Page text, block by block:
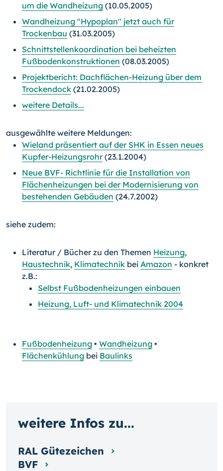
um die Wandheizung (10.05.2005)
Wandheizung "Hypoplan" jetzt auch für
Trockenbau (31.03.2005)
Schnittstellenkoordination bei beheizten
Fußbodenkonstruktionen (08.03.2005)
Projektbericht: Dachflächen-Heizung über dem
Trockendock (21.02.2005)
weitere Details...
ausgewählte weitere Meldungen:
Wieland präsentiert auf der SHK in Essen neues
Kupfer-Heizungsrohr(23.1.2004)
Neue BVF- Richtlinie für die Installation von
Flächenheizungen bei der Modernisierung von
bestehenden Gebäuden (24.7.2002)
siehe zudem:
Literatur / Bücher zu den Themen Heizung,
Haustechnik, Klimatechnik bei Amazon - konkret
z.B.:
Selbst Fußbodenheizungen einbauen
Heizung, Luft- und Klimatechnik 2004
Fußbodenheizung • Wandheizung •
Flächenkühlung bei Baulinks
weitere Infos zu...
RAL Gütezeichen
BVF